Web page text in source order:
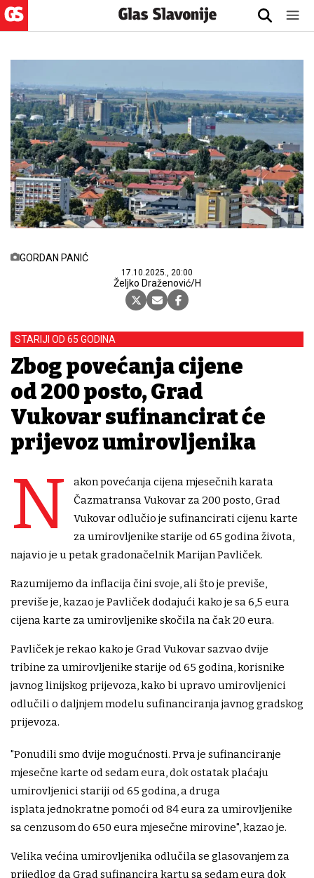
GORDAN PANIĆ
17.10.2025., 20:00
Željko Draženović/H
STARIJI OD 65 GODINA
Zbog povećanja cijene
od 200 posto, Grad
Vukovar sufinancirat će
prijevoz umirovljenika
N
akon povećanja cijena mjesečnih karata
Čazmatransa Vukovar za 200 posto, Grad
Vukovar odlučio je sufinancirati cijenu karte
za umirovljenike starije od 65 godina života,
najavio je u petak gradonačelnik Marijan Pavliček.
Razumijemo da inflacija čini svoje, ali što je previše,
previše je, kazao je Pavliček dodajući kako je sa 6,5 eura
cijena karte za umirovljenike skočila na čak 20 eura.
Pavliček je rekao kako je Grad Vukovar sazvao dvije
tribine za umirovljenike starije od 65 godina, korisnike
javnog linijskog prijevoza, kako bi upravo umirovljenici
odlučili o daljnjem modelu sufinanciranja javnog gradskog
prijevoza.
"Ponudili smo dvije mogućnosti. Prva je sufinanciranje
mjesečne karte od sedam eura, dok ostatak plaćaju
umirovljenici stariji od 65 godina, a druga
isplata jednokratne pomoći od 84 eura za umirovljenike
sa cenzusom do 650 eura mjesečne mirovine", kazao je.
Velika većina umirovljenika odlučila se glasovanjem za
prijedlog da Grad sufinancira kartu sa sedam eura dok